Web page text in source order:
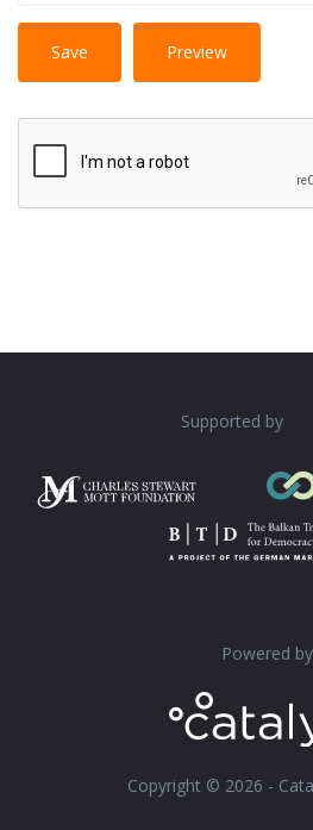
More
tags allowed.
links automatically.
Supported by
Powered by
Copyright © 2026 -